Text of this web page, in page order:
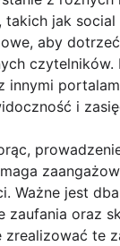
takich jak
aby
czytelników.
innymi
i
Ważne jest
zaufania oraz
zrealizować te